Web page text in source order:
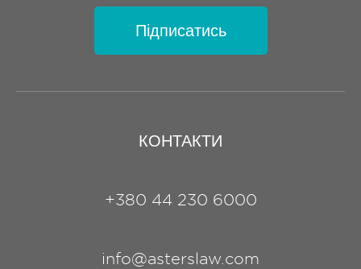
КОНТАКТИ
+380 44 230 6000
info@asterslaw.com
Підписатись